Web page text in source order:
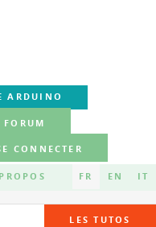
ARDUINO
FORUM
CONNECTER
FR EN IT
LES TUTOS